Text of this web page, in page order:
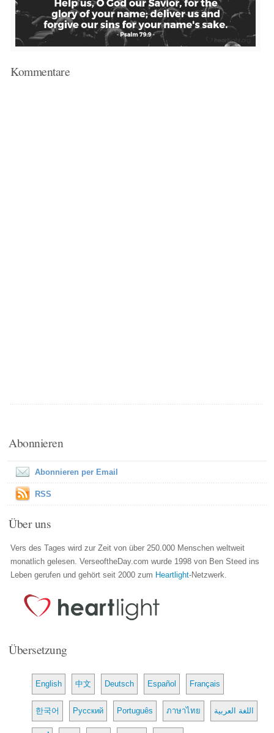
Kommentare
Abonnieren
Abonnieren per Email
RSS
Über uns
Vers des Tages wird zur Zeit von über 250.000 Menschen weltweit
monatlich gelesen. VerseoftheDay.com wurde 1998 von Ben Steed ins
Leben gerufen und gehört seit 2000 zum Heartlight-Netzwerk.
Übersetzung
English 中文 Deutsch Español Français
한국어 Русский Português ภาษาไทย اللغة العربية